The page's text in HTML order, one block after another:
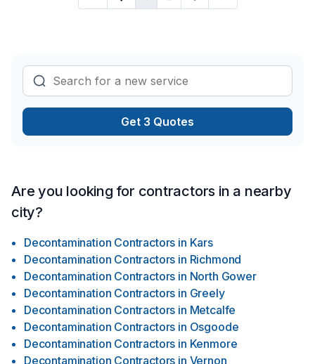
Roofing, Siding, Sound proofing, Staircase & railing, Tiling,
Find out how easy it is to work with a team who trul
Get 3 Quotes
Are you looking for contractors in a nearby
city?
Decontamination Contractors in Kars
Decontamination Contractors in Richmond
Decontamination Contractors in North Gower
Decontamination Contractors in Greely
Decontamination Contractors in Metcalfe
Decontamination Contractors in Osgoode
Decontamination Contractors in Kenmore
Decontamination Contractors in Vernon